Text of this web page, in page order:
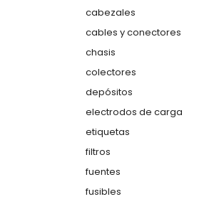
cabezales
cables y conectores
chasis
colectores
depósitos
electrodos de carga
etiquetas
filtros
fuentes
fusibles